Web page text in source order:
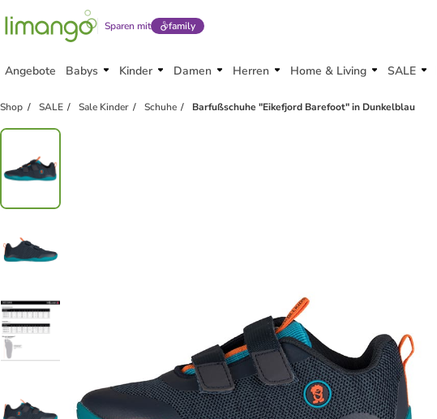
Sparen mit family
Angebote Babys Kinder Damen Herren Home & Living SALE
Shop SALE Sale Kinder Schuhe Barfußschuhe "Eikefjord Barefoot" in Dunkelblau